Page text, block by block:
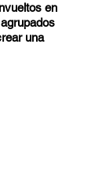
en
una